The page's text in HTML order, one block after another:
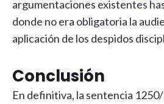
argumentaciones existentes
donde no era obligatoria la
aplicación de los despidos
Conclusión
En definitiva, la sentencia